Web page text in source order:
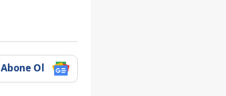
Abone Ol